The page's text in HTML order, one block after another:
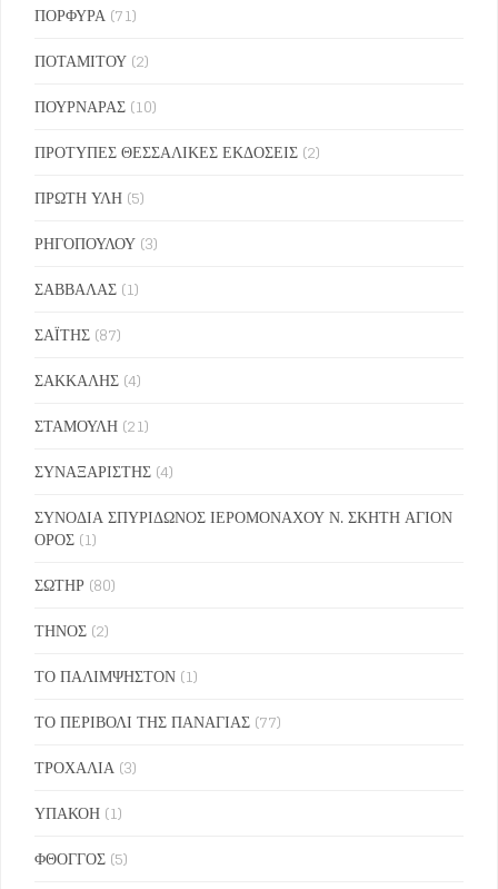
ΠΟΡΦΥΡΑ (71)
ΠΟΤΑΜΙΤΟΥ (2)
ΠΟΥΡΝΑΡΑΣ (10)
ΠΡΟΤΥΠΕΣ ΘΕΣΣΑΛΙΚΕΣ ΕΚΔΟΣΕΙΣ (2)
ΠΡΩΤΗ ΥΛΗ (5)
ΡΗΓΟΠΟΥΛΟΥ (3)
ΣΑΒΒΑΛΑΣ (1)
ΣΑΪΤΗΣ (87)
ΣΑΚΚΑΛΗΣ (4)
ΣΤΑΜΟΥΛΗ (21)
ΣΥΝΑΞΑΡΙΣΤΗΣ (4)
ΣΥΝΟΔΙΑ ΣΠΥΡΙΔΩΝΟΣ ΙΕΡΟΜΟΝΑΧΟΥ Ν. ΣΚΗΤΗ ΑΓΙΟΝ
ΟΡΟΣ (1)
ΣΩΤΗΡ (80)
ΤΗΝΟΣ (2)
ΤΟ ΠΑΛΙΜΨΗΣΤΟΝ (1)
ΤΟ ΠΕΡΙΒΟΛΙ ΤΗΣ ΠΑΝΑΓΙΑΣ (77)
ΤΡΟΧΑΛΙΑ (3)
ΥΠΑΚΟΗ (1)
ΦΘΟΓΓΟΣ (5)